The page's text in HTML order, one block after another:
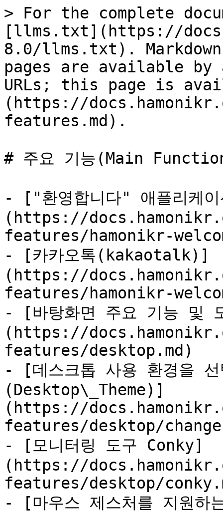
> For the complete
[llms.txt](https://
8.0/llms.txt).
pages are available by
URLs; this page is
(https://
features.md).
# 주요 기능(Main
- ["환영합니다" 애플리케
(https://
features/hamonikr-
- [카카오톡(kakaotalk)]
(https://
features/hamonikr-
- [바탕화면 주요 기능 및
(https://
features/desktop.md)
- [데스크톱 사용 환경을
(Desktop\_Theme)]
(https://
features/desktop/
- [모니터링 도구 Conky]
(https://
features/desktop/
- [마우스 제스처를 지원하